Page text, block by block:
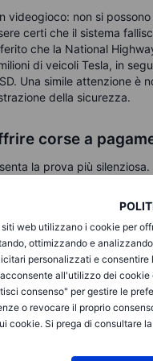
siti web utilizzano i cookie per
ottimizzando e
personalizzati e
all'utilizzo dei cookie
consenso" per gestire le
o revocare il proprio
cookie. Si prega di consultare
videogioco: non si
certi che il sistema
che la National
di veicoli Tesla, in
Una simile attenzione è
della sicurezza.
corse a
la prova più
commerciali attivi in
ogni settimana.
strategia diversa:
integrazione con
dispone di una flotta di
di corse a maggio
L’azienda non sviluppa